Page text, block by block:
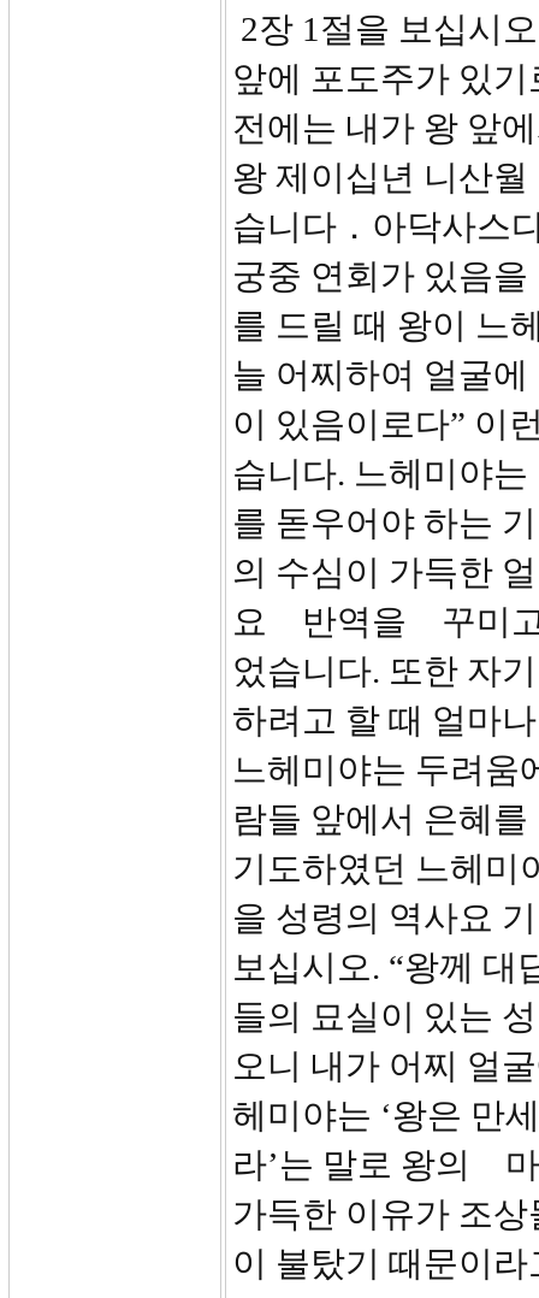
2장 1절을 보십시
앞에 포도주가 있
전에는 내가 왕 앞
왕 제이십년 니산
습니다．아닥사스
궁중 연회가 있음
를 드릴 때 왕이 느
늘 어찌하여 얼굴
이 있음이로다” 이
습니다. 느헤미야
를 돋우어야 하는
의 수심이 가득한
요 반역을 꾸미
었습니다. 또한 자
하려고 할 때 얼마
느헤미야는 두려움
람들 앞에서 은혜
기도하였던 느헤미
을 성령의 역사요
보십시오. “왕께 대
들의 묘실이 있는
오니 내가 어찌 얼
헤미야는 ‘왕은 만
라’는 말로 왕의
가득한 이유가 조
이 불탔기 때문이